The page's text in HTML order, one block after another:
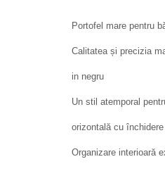
Portofel mare pentru
Calitatea și precizia
in negru
Un stil atemporal
orizontală cu
Organizare interioară